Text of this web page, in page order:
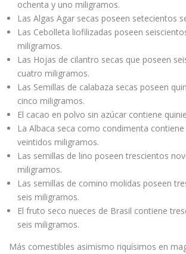
ochenta y uno miligramos.
Las Algas Agar secas poseen setecientos
Las Cebolleta liofilizadas poseen
miligramos.
Las Hojas de cilantro secas que poseen
cuatro miligramos.
Las Semillas de calabaza secas poseen
cinco miligramos.
El cacao en polvo sin azúcar contiene
La Albaca seca como condimenta
veintidos miligramos.
Las semillas de lino poseen trescientos
miligramos.
Las semillas de comino molidas poseen
seis miligramos.
El fruto seco nueces de Brasil contiene
seis miligramos.
Más comestibles asimismo riquísimos en